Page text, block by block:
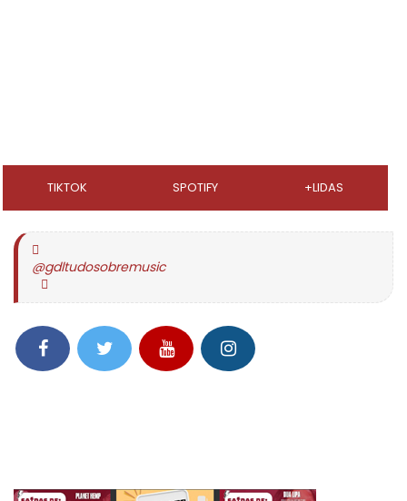
TIKTOK SPOTIFY +LIDAS
@gdltudosobremusic